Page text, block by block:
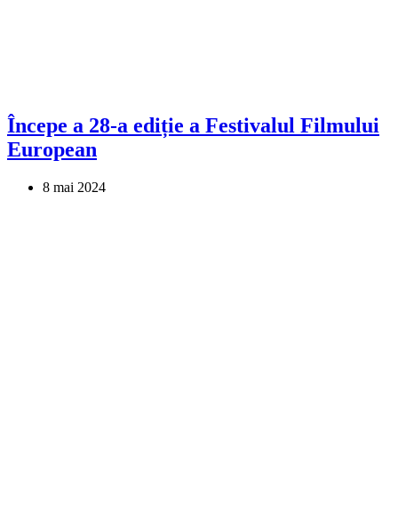
Începe a 28-a ediție a Festivalul Filmului
European
8 mai 2024